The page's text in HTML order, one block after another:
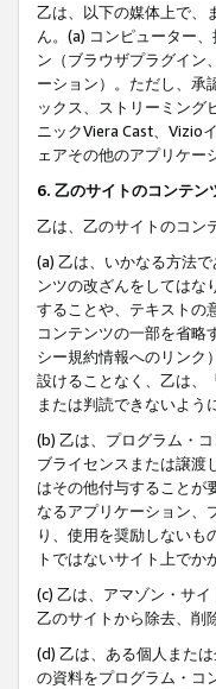
乙は、以下の媒体上で、
ん。(a) コンピューター
ン（ブラウザプラグイン
ーション）。ただし、承
ックス、ストリーミング
ニックViera Cast、Vizio
ェアその他のアプリケー
6. 乙のサイトのコンテン
乙は、乙のサイトのコン
(a) 乙は、いかなる方法
ンツの改ざんをしてはな
することや、テキストの
コンテンツの一部を省略
シー規約情報へのリンク
設けることなく、乙は、
または判読できないよう
(b) 乙は、プログラム・
ブライセンスまたは譲渡
はその他付与することが
なるアプリケーション、
り、使用を奨励しないも
トではないサイト上でか
(c) 乙は、アマゾン・サ
乙のサイトから除去、削
(d) 乙は、ある個人また
の資料をプログラム・コ